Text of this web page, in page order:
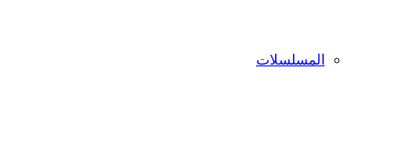
المسلسلات